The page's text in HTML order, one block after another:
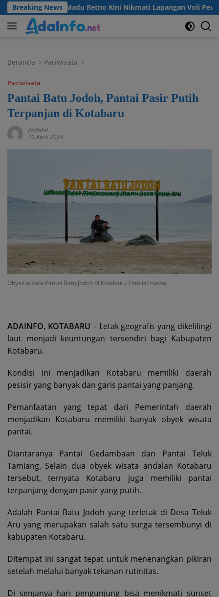
Langsung
ke
konten
Breaking News
Desa Madu Retno Kini Nikmati Lapangan Voli Permanen
Beranda Pariwisata
Pariwisata
Pantai Batu Jodoh, Pantai Pasir Putih
Terpanjan di Kotabaru
Redaksi
30 April 2024
Obyek wisata Pantai Batu Jodoh di Kotabaru. Foto istimewa.
ADAINFO, KOTABARU – Letak geografis yang dikelilingi
laut menjadi keuntungan tersendiri bagi Kabupaten
Kotabaru.
Kondisi ini menjadikan Kotabaru memiliki daerah
pesisir yang banyak dan garis pantai yang panjang.
Pemanfaatan yang tepat dari Pemerintah daerah
menjadikan Kotabaru memiliki banyak obyek wisata
pantai.
Diantaranya Pantai Gedambaan dan Pantai Teluk
Tamiang. Selain dua obyek wisata andalan Kotabaru
tersebut, ternyata Kotabaru juga memiliki pantai
terpanjang dengan pasir yang putih.
Adalah Pantai Batu Jodoh yang terletak di Desa Teluk
Aru yang merupakan salah satu surga tersembunyi di
kabupaten Kotabaru.
Ditempat ini sangat tepat untuk menenangkan pikiran
setelah melalui banyak tekanan rutinitas.
Di senjanya hari pengunjung bisa menikmati sunset